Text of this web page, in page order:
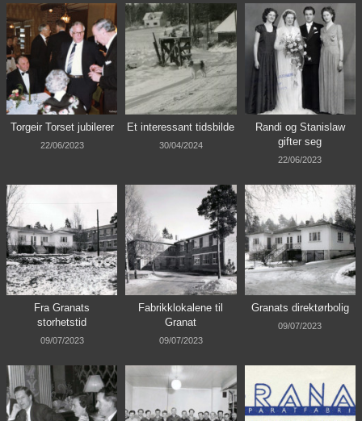
Torgeir Torset jubilerer
22/06/2023
Et interessant tidsbilde
30/04/2024
Randi og Stanislaw
gifter seg
22/06/2023
Fra Granats
storhetstid
09/07/2023
Fabrikklokalene til
Granat
09/07/2023
Granats direktørbolig
09/07/2023